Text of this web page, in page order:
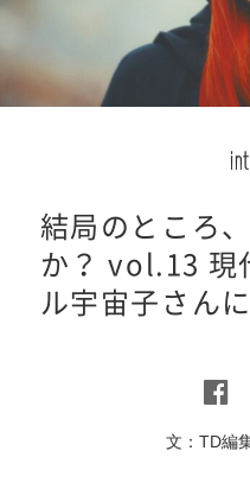
結局のところ
か？ vol.13 現
ル宇宙子さん
文：TD編